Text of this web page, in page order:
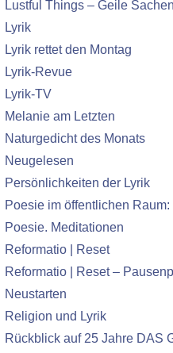
Lustful Things – Geile
Lyrik
Lyrik rettet den Montag
Lyrik-Revue
Lyrik-TV
Melanie am Letzten
Naturgedicht des Monats
Neugelesen
Persönlichkeiten der Lyrik
Poesie im öffentlichen Raum:
Poesie. Meditationen
Reformatio | Reset
Reformatio | Reset –
Neustarten
Religion und Lyrik
Rückblick auf 25 Jahre DAS